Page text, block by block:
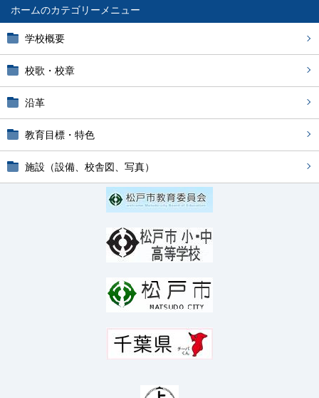
ホーム
学校概要
校歌・校章
沿革
教育目標・特色
施設（設備、校舎図、写真）